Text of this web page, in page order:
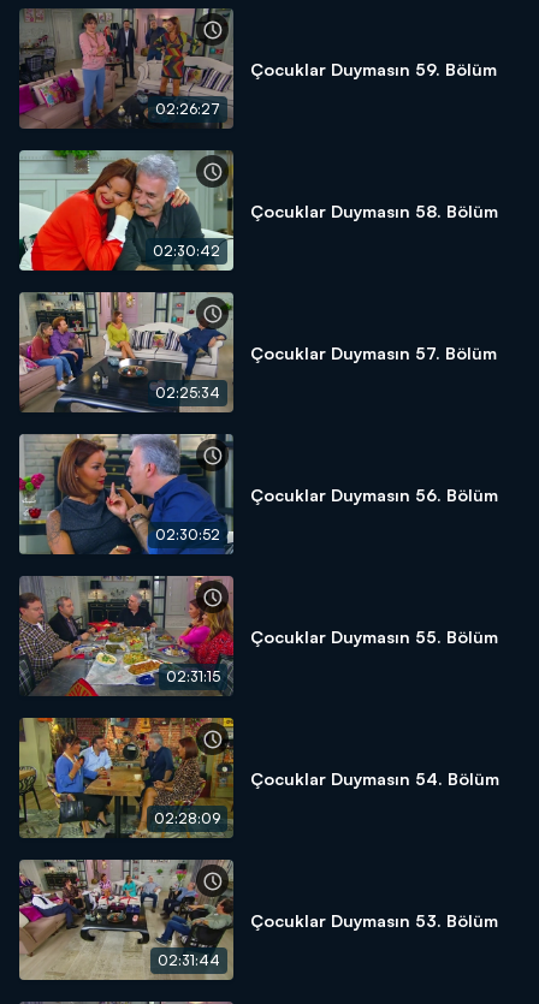
02:26:27
Çocuklar Duymasın 59. Bölüm
02:30:42
Çocuklar Duymasın 58. Bölüm
02:25:34
Çocuklar Duymasın 57. Bölüm
02:30:52
Çocuklar Duymasın 56. Bölüm
02:31:15
Çocuklar Duymasın 55. Bölüm
02:28:09
Çocuklar Duymasın 54. Bölüm
02:31:44
Çocuklar Duymasın 53. Bölüm